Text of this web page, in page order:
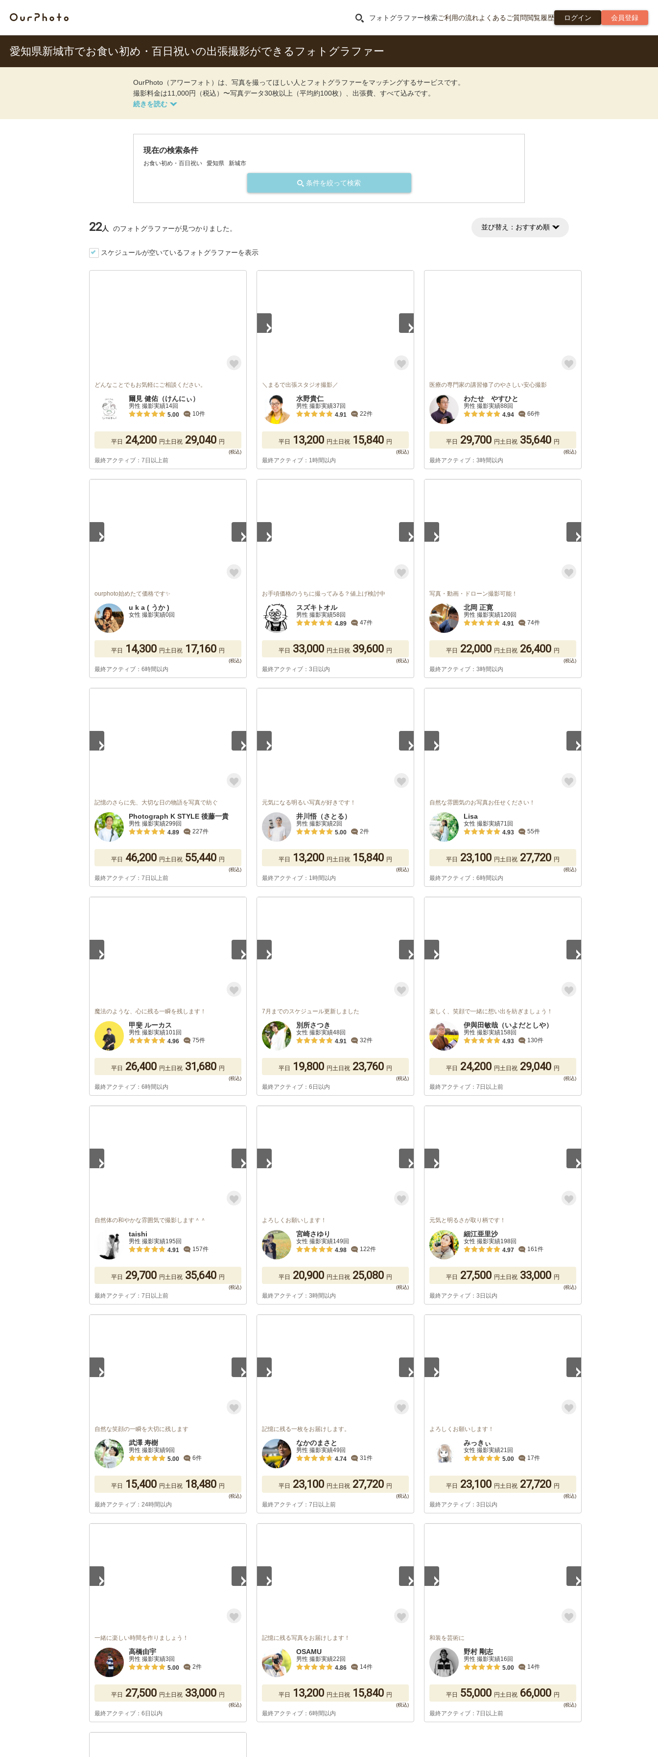
フォトグラファー検索ご利用の流れよくあるご質問閲覧履歴 ログイン 会員登録
愛知県新城市でお食い初め・百日祝いの出張撮影ができるフォトグラファー
OurPhoto（アワーフォト）は、写真を撮ってほしい人とフォトグラファーをマッチングするサービスです。
撮影料金は11,000円（税込）〜写真データ30枚以上（平均約100枚）、出張費、すべて込みです。
現在の検索条件
お食い初め・百日祝い 愛知県 新城市
条件を絞って検索
22人 のフォトグラファーが見つかりました。 並び替え： おすすめ順
スケジュールが空いているフォトグラファーを表示
どんなことでもお気軽にご相談ください。
爾見 健佑（けんにぃ）
男性 撮影実績14回
5.00
10件
平日 24,200 円土日祝 29,040 円
最終アクティブ：7日以上前
＼まるで出張スタジオ撮影／
水野貴仁
男性 撮影実績37回
4.91
22件
平日 13,200 円土日祝 15,840 円
最終アクティブ：1時間以内
医療の専門家の講習修了のやさしい安心撮影
わたせ やすひと
男性 撮影実績88回
4.94
66件
平日 29,700 円土日祝 35,640 円
最終アクティブ：3時間以内
ourphoto始めたて価格です✨
u k a ( うか )
女性 撮影実績0回
平日 14,300 円土日祝 17,160 円
最終アクティブ：6時間以内
お手頃価格のうちに撮ってみる？値上げ検討中
スズキトオル
男性 撮影実績58回
4.89
47件
平日 33,000 円土日祝 39,600 円
最終アクティブ：3日以内
写真・動画・ドローン撮影可能！
北岡 正寛
男性 撮影実績120回
4.91
74件
平日 22,000 円土日祝 26,400 円
最終アクティブ：3時間以内
記憶のさらに先、大切な日の物語を写真で紡ぐ
Photograph K STYLE 後藤一貴
男性 撮影実績299回
4.89
227件
平日 46,200 円土日祝 55,440 円
最終アクティブ：7日以上前
元気になる明るい写真が好きです！
井川悟（さとる）
男性 撮影実績2回
5.00
2件
平日 13,200 円土日祝 15,840 円
最終アクティブ：1時間以内
自然な雰囲気のお写真お任せください！
Lisa
女性 撮影実績71回
4.93
55件
平日 23,100 円土日祝 27,720 円
最終アクティブ：6時間以内
魔法のような、心に残る一瞬を残します！
甲斐 ルーカス
男性 撮影実績101回
4.96
75件
平日 26,400 円土日祝 31,680 円
最終アクティブ：6時間以内
7月までのスケジュール更新しました
別所さつき
女性 撮影実績48回
4.91
32件
平日 19,800 円土日祝 23,760 円
最終アクティブ：6日以内
楽しく、笑顔で一緒に想い出を紡ぎましょう！
伊與田敏哉（いよだとしや）
男性 撮影実績158回
4.93
130件
平日 24,200 円土日祝 29,040 円
最終アクティブ：7日以上前
自然体の和やかな雰囲気で撮影します＾＾
taishi
男性 撮影実績195回
4.91
157件
平日 29,700 円土日祝 35,640 円
最終アクティブ：7日以上前
よろしくお願いします！
宮崎さゆり
女性 撮影実績149回
4.98
122件
平日 20,900 円土日祝 25,080 円
最終アクティブ：3時間以内
元気と明るさが取り柄です！
細江亜里沙
女性 撮影実績198回
4.97
161件
平日 27,500 円土日祝 33,000 円
最終アクティブ：3日以内
自然な笑顔の一瞬を大切に残します
武澤 寿樹
男性 撮影実績9回
5.00
6件
平日 15,400 円土日祝 18,480 円
最終アクティブ：24時間以内
記憶に残る一枚をお届けします。
なかのまさと
男性 撮影実績49回
4.74
31件
平日 23,100 円土日祝 27,720 円
最終アクティブ：7日以上前
よろしくお願いします！
みっきぃ
女性 撮影実績21回
5.00
17件
平日 23,100 円土日祝 27,720 円
最終アクティブ：3日以内
一緒に楽しい時間を作りましょう！
高橋由宇
男性 撮影実績3回
5.00
2件
平日 27,500 円土日祝 33,000 円
最終アクティブ：6日以内
記憶に残る写真をお届けします！
OSAMU
男性 撮影実績22回
4.86
14件
平日 13,200 円土日祝 15,840 円
最終アクティブ：6時間以内
和装を芸術に
野村 剛志
男性 撮影実績16回
5.00
14件
平日 55,000 円土日祝 66,000 円
最終アクティブ：7日以上前